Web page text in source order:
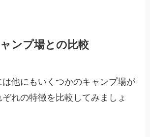
ンプ場との比較
他にもいくつかのキャンプ場が
れの特徴を比較してみましょ